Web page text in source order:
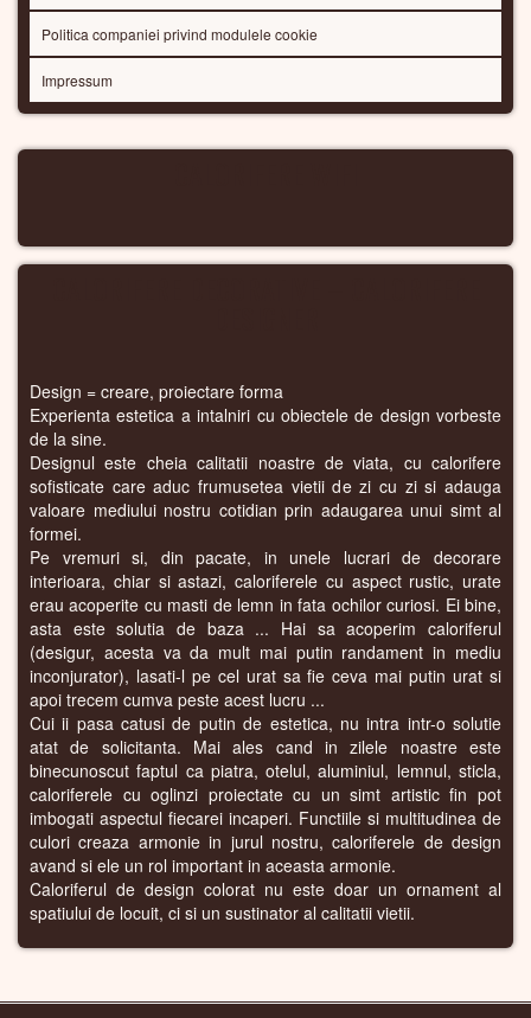
Politica companiei privind modulele cookie
Impressum
Design = creare, proiectare forma
Experienta estetica a intalniri cu obiectele de design vorbeste
de la sine.
Designul este cheia calitatii noastre de viata, cu calorifere
sofisticate care aduc frumusetea vietii de zi cu zi si adauga
valoare mediului nostru cotidian prin adaugarea unui simt al
formei.
Pe vremuri si, din pacate, in unele lucrari de decorare
interioara, chiar si astazi, caloriferele cu aspect rustic, urate
erau acoperite cu masti de lemn in fata ochilor curiosi. Ei bine,
asta este solutia de baza ... Hai sa acoperim caloriferul
(desigur, acesta va da mult mai putin randament in mediu
inconjurator), lasati-l pe cel urat sa fie ceva mai putin urat si
apoi trecem cumva peste acest lucru ...
Cui ii pasa catusi de putin de estetica, nu intra intr-o solutie
atat de solicitanta. Mai ales cand in zilele noastre este
binecunoscut faptul ca piatra, otelul, aluminiul, lemnul, sticla,
caloriferele cu oglinzi proiectate cu un simt artistic fin pot
imbogati aspectul fiecarei incaperi. Functiile si multitudinea de
culori creaza armonie in jurul nostru, caloriferele de design
avand si ele un rol important in aceasta armonie.
Caloriferul de design colorat nu este doar un ornament al
spatiului de locuit, ci si un sustinator al calitatii vietii.